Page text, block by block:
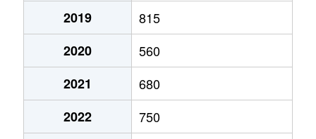
2019
815
2020
560
2021
680
2022
750